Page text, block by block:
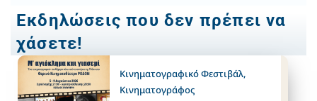
Εκδηλώσεις που δεν πρέπει να
χάσετε!
Κινηματογραφικό Φεστιβάλ,
Κινηματογράφος